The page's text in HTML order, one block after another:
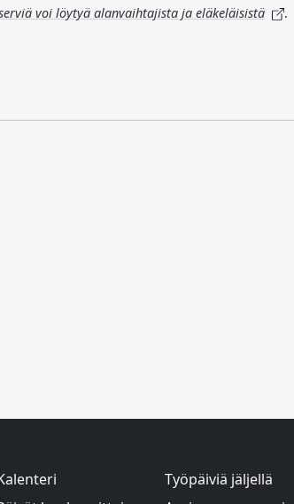
voi löytyä alanvaihtajista ja eläkeläisistä
.
Työpäiviä jäljellä